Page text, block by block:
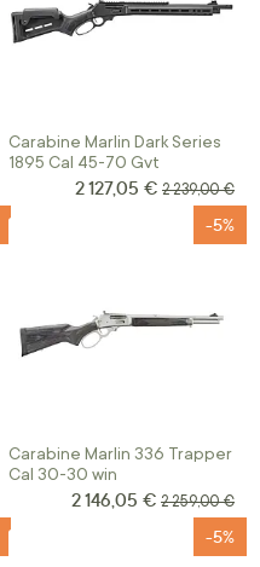
Carabine Marlin Dark Series
1895 Cal 45-70 Gvt
Prix Spécial
2 127,05 € Prix normal
2 239,00 €
Carabine Marlin 336 Trapper
Cal 30-30 win
-5%
Prix Spécial
2 146,05 € Prix normal
2 259,00 €
-5%